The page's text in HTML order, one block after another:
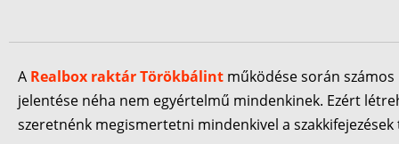
A Realbox raktár Törökbálint működése során
jelentése néha nem egyértelmű mindenkinek. Ezért
szeretnénk megismertetni mindenkivel a